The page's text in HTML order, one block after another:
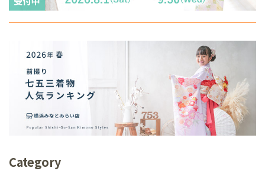
Category